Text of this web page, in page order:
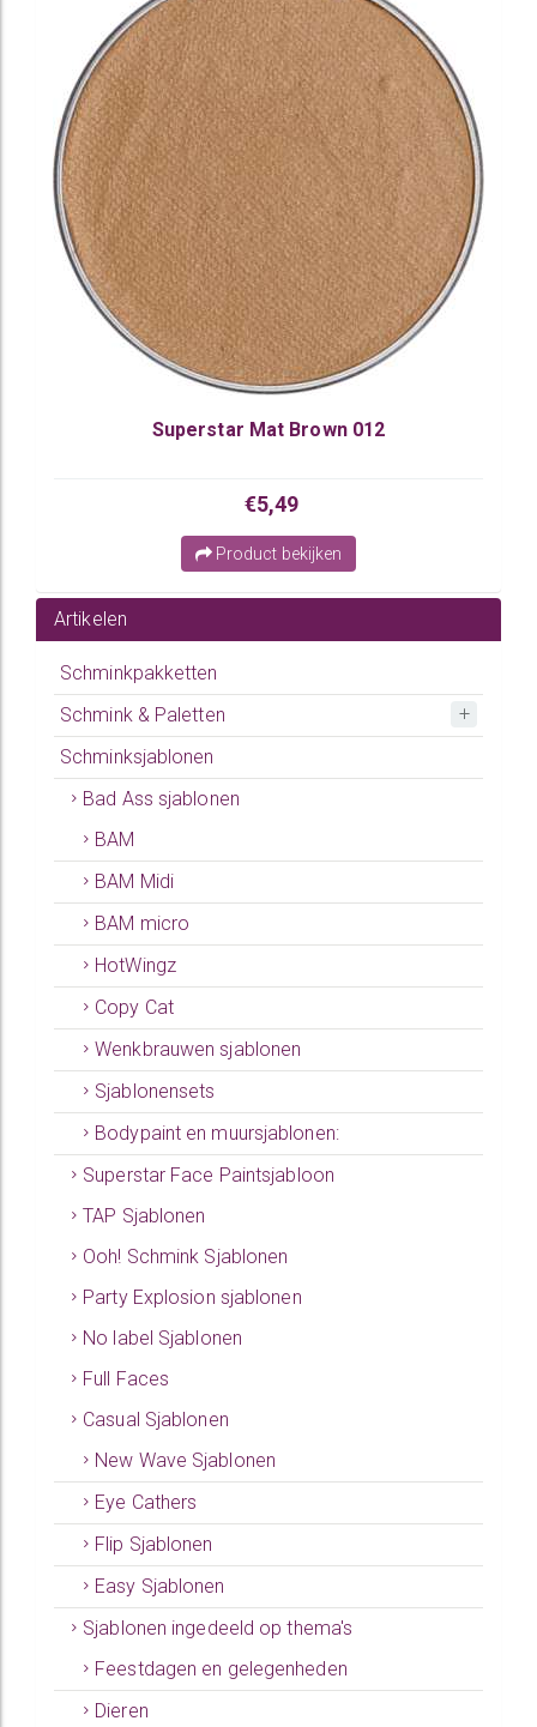
Superstar Mat Brown 012
€5,49
Product bekijken
Artikelen
Schminkpakketten
Schmink & Paletten
Schminksjablonen
Bad Ass sjablonen
BAM
BAM Midi
BAM micro
HotWingz
Copy Cat
Wenkbrauwen sjablonen
Sjablonensets
Bodypaint en muursjablonen:
Superstar Face Paintsjabloon
TAP Sjablonen
Ooh! Schmink Sjablonen
Party Explosion sjablonen
No label Sjablonen
Full Faces
Casual Sjablonen
New Wave Sjablonen
Eye Cathers
Flip Sjablonen
Easy Sjablonen
Sjablonen ingedeeld op thema's
Feestdagen en gelegenheden
Dieren